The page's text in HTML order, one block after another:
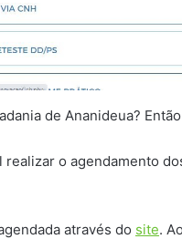
de Ananideua?
o agendamento
através do site.